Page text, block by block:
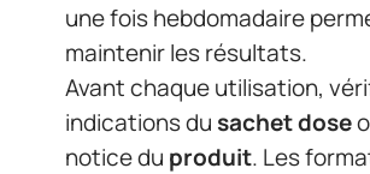
une fois hebdomadaire
maintenir les résultats.
Avant chaque utilisation,
indications du sachet dose
notice du produit. Les